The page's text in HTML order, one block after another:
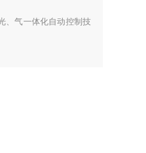
、气一体化自动控制技